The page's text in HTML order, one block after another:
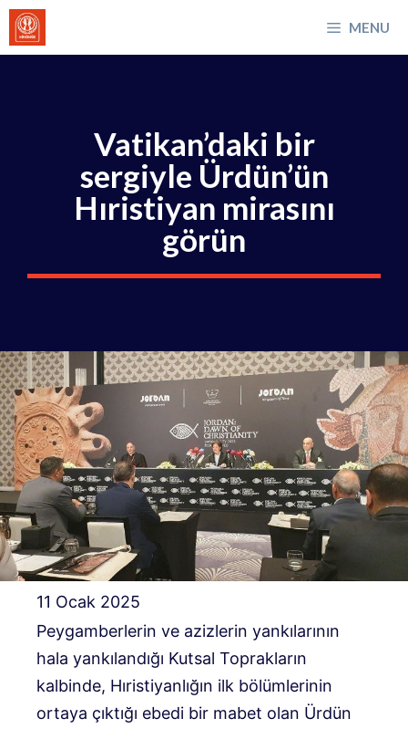
İçeriğe
atla
MENU
Vatikan’daki bir
sergiyle Ürdün’ün
Hıristiyan mirasını
görün
11 Ocak 2025
Peygamberlerin ve azizlerin yankılarının
hala yankılandığı Kutsal Toprakların
kalbinde, Hıristiyanlığın ilk bölümlerinin
ortaya çıktığı ebedi bir mabet olan Ürdün